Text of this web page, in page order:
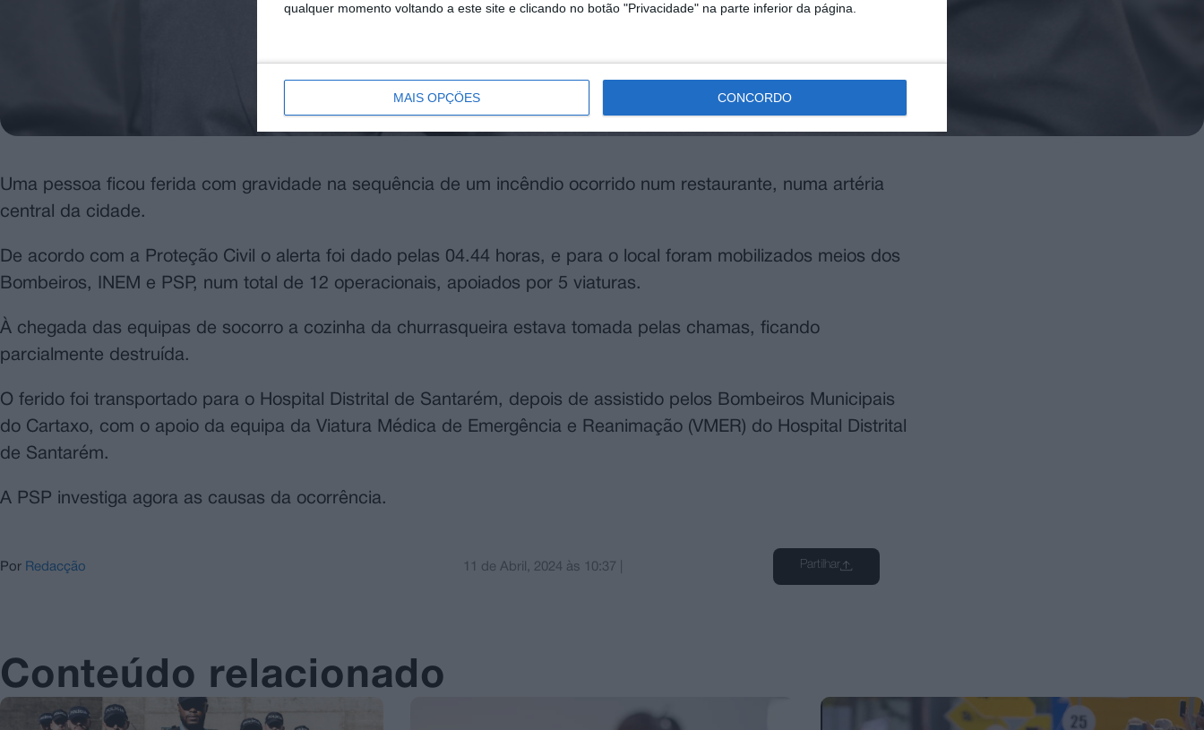
qualquer momento voltando a este site e clicando no botão "Privacidade" na parte inferior da página.
MAIS OPÇÕES CONCORDO
Uma pessoa ficou ferida com gravidade na sequência de um incêndio ocorrido num restaurante, numa artéria
central da cidade.
De acordo com a Proteção Civil o alerta foi dado pelas 04.44 horas, e para o local foram mobilizados meios dos
Bombeiros, INEM e PSP, num total de 12 operacionais, apoiados por 5 viaturas.
À chegada das equipas de socorro a cozinha da churrasqueira estava tomada pelas chamas, ficando
parcialmente destruída.
O ferido foi transportado para o Hospital Distrital de Santarém, depois de assistido pelos Bombeiros Municipais
do Cartaxo, com o apoio da equipa da Viatura Médica de Emergência e Reanimação (VMER) do Hospital Distrital
de Santarém.
A PSP investiga agora as causas da ocorrência.
Por Redacção 11 de Abril, 2024 às 10:37 Partilhar
Conteúdo relacionado